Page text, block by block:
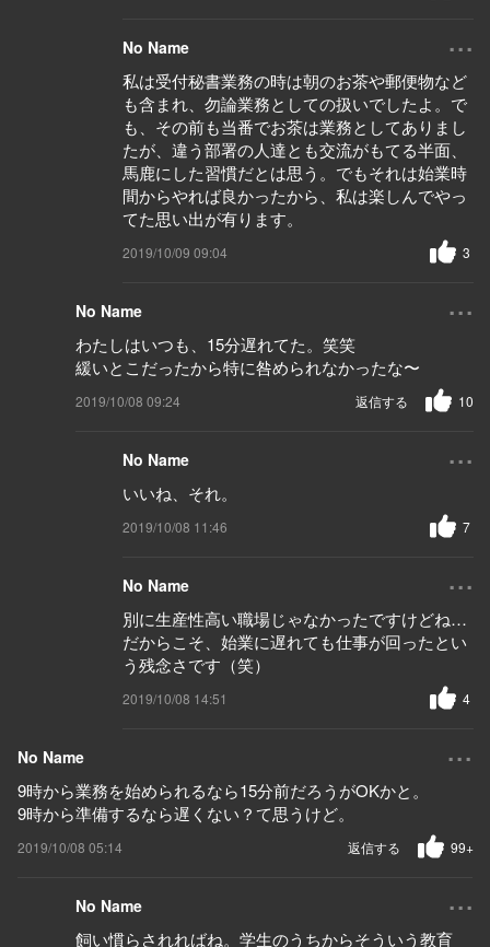
No Name ...
私は受付秘書業務の時は朝のお茶や郵便物など
も含まれ、勿論業務としての扱いでしたよ。で
も、その前も当番でお茶は業務としてありまし
たが、違う部署の人達とも交流がもてる半面、
馬鹿にした習慣だとは思う。でもそれは始業時
間からやれば良かったから、私は楽しんでやっ
てた思い出が有ります。
2019/10/09 09:04 3
No Name ...
わたしはいつも、15分遅れてた。笑笑
緩いとこだったから特に咎められなかったな〜
2019/10/08 09:24 10
返信する
No Name ...
いいね、それ。
2019/10/08 11:46 7
No Name ...
別に生産性高い職場じゃなかったですけどね…
だからこそ、始業に遅れても仕事が回ったとい
う残念さです（笑）
2019/10/08 14:51 4
No Name ...
9時から業務を始められるなら15分前だろうがOKかと。
9時から準備するなら遅くない？て思うけど。
2019/10/08 05:14 99+
返信する
No Name ...
飼い慣らされればね。学生のうちからそういう教育